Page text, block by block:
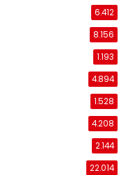
6.412
8.156
1.193
4.894
1.528
4.208
2.144
22.014